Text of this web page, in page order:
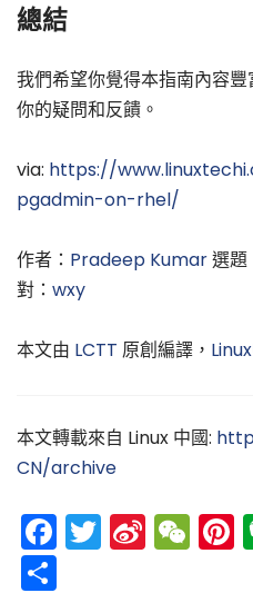
總結
我們希望你覺得本指南內容
你的疑問和反饋。
via: https://
pgadmin-on-rhel/
作者： Pradeep Kumar選題
對： wxy
本文由 LCTT 原創編譯，
本文轉載來自 Linux 中國:
CN/archive
Facebook
Twitter
Sina